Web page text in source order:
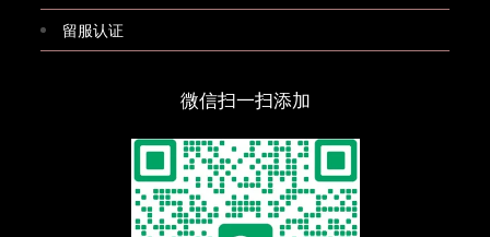
留服认证
微信扫一扫添加